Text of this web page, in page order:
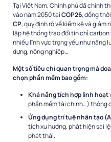
Tại Việt Nam, Chính phủ đã chính
vào năm 2050 tạiCOP26, đồng
CP, quy định rõ về kiểm kê và
lập hệ thống trao đổi tín chỉ
nhiều lĩnh vực trọng yếu như năng
dựng, nông nghiệp…
Một số tiêu chí quan trọng mà
chọn phần mềm bao gồm:
Khả năng tích hợp linh hoạt
phần mềm tài chính…) thông
Ứng dụng trí tuệ nhân tạo
tích xu hướng, phát hiện sai
phát thải.